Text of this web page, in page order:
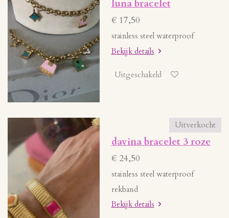
luna bracelet
€ 17,50
stainless steel waterproof
Bekijk details
Uitgeschakeld
Uitverkocht
davina bracelet 3 roze
€ 24,50
stainless steel waterproof
rekband
Bekijk details